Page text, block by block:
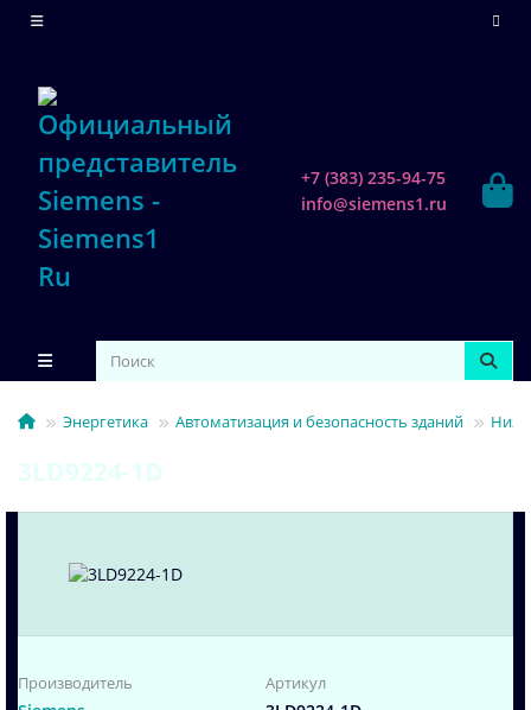
+7 (383) 235-94-75
info@siemens1.ru
Энергетика Автоматизация и безопасность зданий
3LD9224-1D
Производитель Артикул